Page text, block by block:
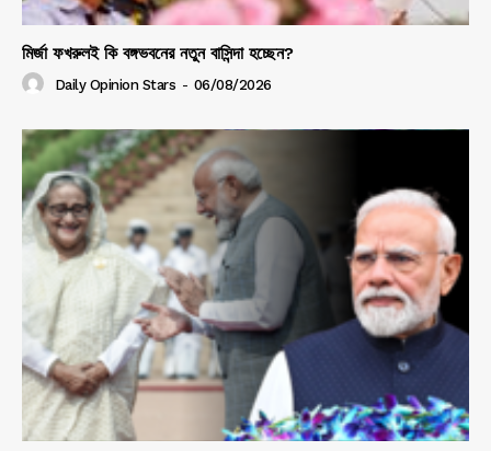
মির্জা ফখরুলই কি বঙ্গভবনের নতুন বাসিন্দা হচ্ছেন?
Daily Opinion Stars - 06/08/2026